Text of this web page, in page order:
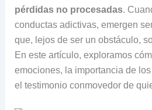
pérdidas no procesadas.
conductas adictivas, emergen
que, lejos de ser un obstáculo,
En este artículo, exploramos
emociones, la importancia de
el testimonio conmovedor de